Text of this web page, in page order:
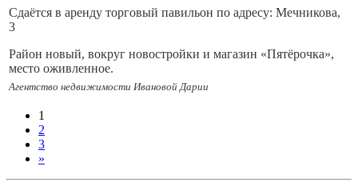
доступности.
• Жилая застройка вокруг.
• Продуктового супермаркета или магазина у дома.
• Аптеки или магазина товаров для здоровья.
• Строительного или хозяйственного магазина.
Удачный вариант для размещения медицинского учреждения,
магазина, офиса компании и т.д.
Звоните, с удовольствием ответим на интересующие вас
вопросы.
Сдаётся в аренду торговый павильон по адресу: Мечникова,
3
Район новый, вокруг новостройки и магазин «Пятёрочка»,
место оживленное.
В павильоне мощный обогреватель и кондиционер, хорошее
освещение, интернет.
Можно использовать под пункты выдачи, например Яндекс
Маркет, WB, OZON.
Также для розничной торговли.
Агентство недвижимости Ивановой Дарии
1
2
3
»